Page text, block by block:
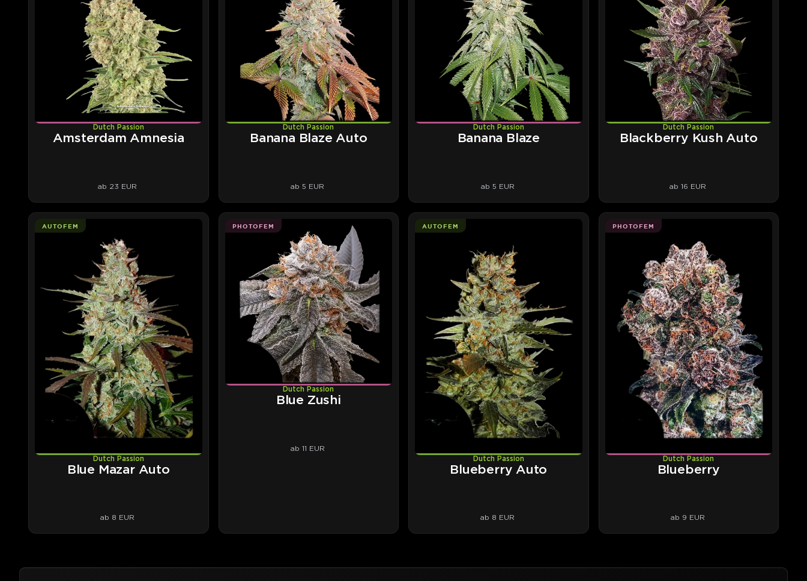
Dutch Passion
Amsterdam Amnesia
ab 23 EUR
Dutch Passion
Banana Blaze Auto
ab 5 EUR
Dutch Passion
Banana Blaze
ab 5 EUR
Dutch Passion
Blackberry Kush Auto
ab 16 EUR
AUTOFEM
Dutch Passion
Blue Mazar Auto
ab 8 EUR
PHOTOFEM
Dutch Passion
Blue Zushi
ab 11 EUR
AUTOFEM
Dutch Passion
Blueberry Auto
ab 8 EUR
PHOTOFEM
Dutch Passion
Blueberry
ab 9 EUR